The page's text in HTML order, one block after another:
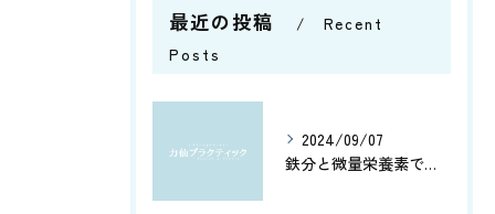
最近の投稿
Recent
Posts
2024/09/07
鉄分と微量栄養素で健康管理